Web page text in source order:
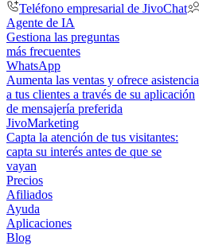
Teléfono empresarial de JivoChat
Agente de IA
Gestiona las preguntas
más frecuentes
WhatsApp
Aumenta las ventas y ofrece asistencia
a tus clientes a través de su aplicación
de mensajería preferida
JivoMarketing
Capta la atención de tus visitantes:
capta su interés antes de que se
vayan
Precios
Afiliados
Ayuda
Aplicaciones
Blog